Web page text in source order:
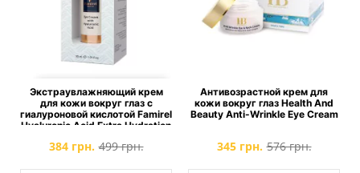
Экстраувлажняющий крем
для кожи вокруг глаз с
гиалуроновой кислотой Famirel
Hyaluronic Acid Extra Hydration
384 грн. 499 грн.
Антивозрастной крем для
кожи вокруг глаз Health And
Beauty Anti-Wrinkle Eye Cream
345 грн. 576 грн.